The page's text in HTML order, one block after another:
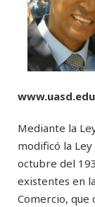
Mediante la
modificó la
octubre del
existentes en
Comercio, que